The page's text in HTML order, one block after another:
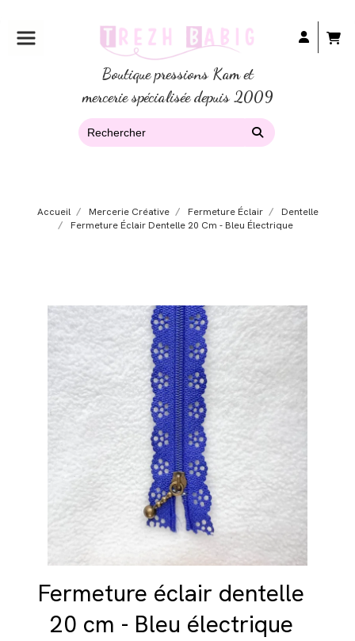
Boutique pressions Kam et
mercerie spécialisée depuis 2009
Accueil Mercerie Créative Fermeture Éclair
Dentelle
Fermeture Éclair Dentelle 20 Cm - Bleu Électrique
Fermeture éclair dentelle
20 cm - Bleu électrique